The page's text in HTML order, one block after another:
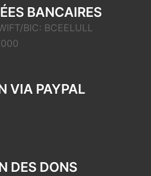
BANCAIRES
BIC: BCEELULL
VIA PAYPAL
DES DONS